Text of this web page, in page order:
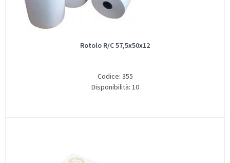
Rotolo R/C 57,5x50x12
Codice: 355
Disponibilità: 10